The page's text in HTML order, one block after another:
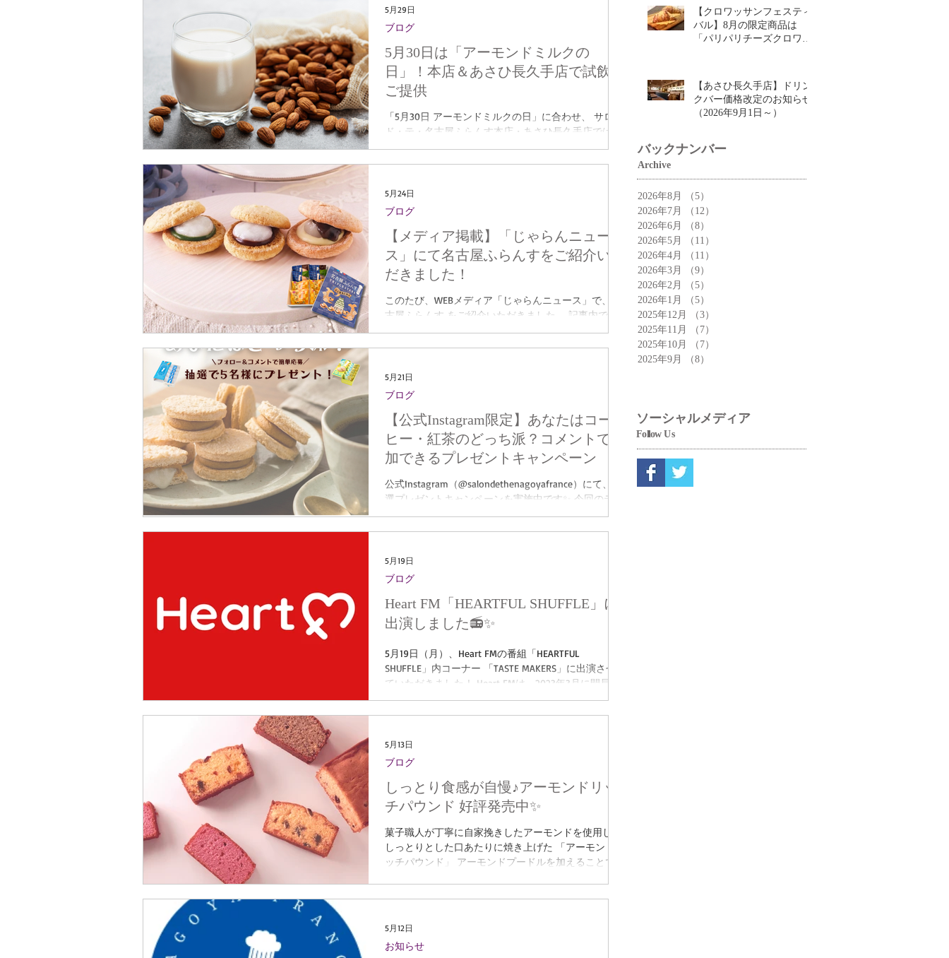
と、 毎月1回スタンプをGET✨
い練乳クリーム) 派 】 それぞれの魅力をご紹介します
♪ 🍃 上品な香り広がる「香る抹茶」派🍃 新登場の“香
る抹茶”は、 愛知県産西尾抹茶を使用した、 香り高い
抹茶クリームが主役✨ 名古屋コーチン卵🥚を使用した
ふわっとやわらかなスポンジ生地で包み込み、 口に入
れた瞬間、抹茶の豊かな香りが広がります。 ほろ苦さ
とまろやかさのバランスが絶妙で、 和と洋がやさしく
調和した味わいに🍵 「甘すぎないスイーツが好き」
「抹茶スイーツに目がない！」 そんな方におすすめで
や香りがより
5月30日は「アーモンドミルクの
日」！本店＆あさひ長久手店で試飲を
ご提供
「5月30日 アーモンドミルクの日」に合わせ、 サロン
ド・テ・名古屋ふらんす本店・あさひ長久手店では、
らではの自然なアーモンドの香り。 口に含んだ瞬間に
広がる、やさしい甘みと香ばしさは、 素材そのものの
美味しさをよりダイレクトに感じていただけます♪ シ
ンプルだからこそ伝わる、 “出来立て”のアーモンドミ
ルクならではの味わいを、 ぜひお楽しみください✨
※画像はアーモンドミルクのイメージです。試飲サイ
ズではありません。 ■ ミニ試飲イベント内容 ■ 【みよ
し本店】 カフェをご利用のお客様へ 自家製アーモン
ドミルクの“ひとくち試飲”サービス🥛 【あさひ長久手
れていただける機会です。 香ばしくやさしい
ブログ
5月29日
【メディア掲載】「じゃらんニュー
ス」にて名古屋ふらんすをご紹介いた
だきました！
このたび、WEBメディア「じゃらんニュース」で、 名
古屋ふらんす をご紹介いただきました。 記事内で
古屋ふらんすプチ」を掲載いただいています。 特に
「小倉トースト味」を含む3種アソートの
「TRIPLESTARS」は、 名古屋らしさを楽しめるお土産
としてご紹介いただきました✨ また、「名古屋ふらん
すプチ」についても、 “かわいい大きさで配りやす
い”と取り上げていただいています。 名古屋駅でのお
土産選びの参考に、ぜひご覧ください。 ▼掲載記事は
こちら 【2026】名古屋駅で買えるお土産おすすめ15
選！かわいいスイーツや和菓子も
ブログ
5月24日
【公式Instagram限定】あなたはコー
ヒー・紅茶のどっち派？コメントで参
加できるプレゼントキャンペーン
公式Instagram（@salondethenagoyafrance）にて、 抽
選プレゼントキャンペーンを実施中です✨ 今回のテー
ーヒー、 やさしい甘さに寄り添う紅茶。 ぜひ、お気
に入りの楽しみ方をコメントで教えてください✨ ご参
加いただいた方の中から 抽選で5名様に、 「名古屋ふ
らんすプチ 5個入」と 季節限定の「名古屋ふらんす
爽やかレモン 6個入」の セットをプレゼントいたしま
す🎁 おうちカフェ時間を楽しめる、この機会をぜひお
見逃しなく♪ 【応募方法】 ①公式アカウント
（@salondethenagoyafrance）をフォロー ②キャンペ
ーン投稿にコメント 「コーヒー」または「紅茶」とご
ブログ
5月21日
Heart FM「HEARTFUL SHUFFLE」に
出演しました📻✨
5月19日（月）、Heart FMの番組「HEARTFUL
SHUFFLE」内コーナー 「TASTE MAKERS」に出演させ
ていただきました！ Heart FMは、2023年3月に開局
し、 2024年8月からはコミュニティFMとして放送され
ており、 放送エリアは名古屋市を中心に、 インター
組では約30分にわたり、 「名古屋ふらんすプチ」の
魅力や開発秘話、 サロン・ド・テ 名古屋ふらんすで
大切にしている“アーモンドへのこだわり”について お
話しさせていただきました。 パーソナリティのMEGさ
んには、 実際に「名古屋ふらんすプチ」をご試食いた
だきながら、 普段なかなかお伝えしきれない内容まで
たっぷり掘り下げていただきました✨ リスナーの皆さ
まにも、 名古屋ふらんすや井桁堂の、お菓子の美味し
ブログ
5月19日
しっとり食感が自慢♪アーモンドリッ
チパウンド 好評発売中✨
菓子職人が丁寧に自家挽きしたアーモンドを使用し、
しっとりとした口あたりに焼き上げた 「アーモンドリ
ッチパウンド」 アーモンドプードルを加えることで、
けます。 ご自宅でのティータイムにはもちろん、 ご
家族やご友人との団らんのひととき、 季節の贈り物や
ブログ
5月13日
お知らせ
5月12日
【クロワッサンフェスティ
バル】8月の限定商品は
「パリパリチーズクロワッ
【あさひ長久手店】ドリン
クバー価格改定のお知らせ
（2026年9月1日～）
バックナンバー
Archive
2026年8月 （5）
2026年7月
（12）
2026年6月
（8）
2026年5月
（11）
2026年4月
（11）
2026年3月
（9）
2026年2月
（5）
2026年1月
（5）
2025年12月
（3）
2025年11月
（7）
2025年10月
（7）
2025年9月
（8）
ソーシャルメディア
Foll ow Us